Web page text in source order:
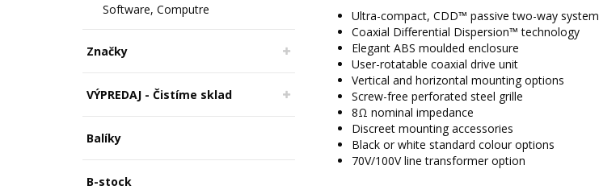
Software, Computre
Značky
VÝPREDAJ - Čistíme sklad
Balíky
B-stock
Ultra-compact, CDD™ passive two-way system
Coaxial Differential Dispersion™ technology
Elegant ABS moulded enclosure
User-rotatable coaxial drive unit
Vertical and horizontal mounting options
Screw-free perforated steel grille
8Ω nominal impedance
Discreet mounting accessories
Black or white standard colour options
70V/100V line transformer option